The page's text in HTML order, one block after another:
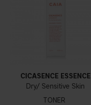
CICASENCE ESSENCE
Dry/ Sensitive Skin
TONER